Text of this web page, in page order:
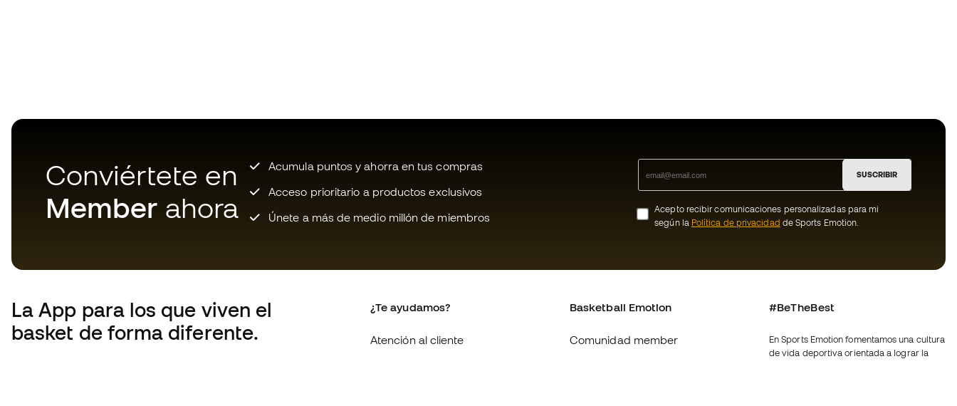
Conviértete en
Member ahora
Acumula puntos y ahorra en tus compras
Acceso prioritario a productos exclusivos
Únete a más de medio millón de miembros
SUSCRIBIR
Acepto recibir comunicaciones personalizadas para mi
según la Política de privacidad de Sports Emotion.
La App para los que viven el
basket de forma diferente.
¿Te ayudamos?
Atención al cliente
Basketball Emotion
Comunidad member
#BeTheBest
En Sports Emotion fomentamos una cultura
de vida deportiva orientada a lograr la